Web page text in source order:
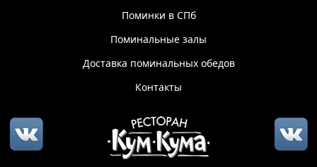
Поминки в СПб
Поминальные залы
Доставка поминальных обедов
Контакты